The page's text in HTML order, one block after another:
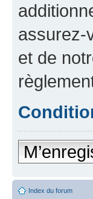
assurez-
et de
Index du forum